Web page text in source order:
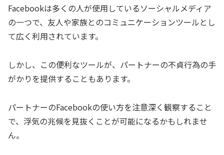
Facebookは多くの人が使用しているソーシャルメディア
の一つで、友人や家族とのコミュニケーションツールとし
て広く利用されています。
しかし、この便利なツールが、パートナーの不貞行為の手
がかりを提供することもあります。
パートナーのFacebookの使い方を注意深く観察すること
で、浮気の兆候を見抜くことが可能になるかもしれませ
ん。